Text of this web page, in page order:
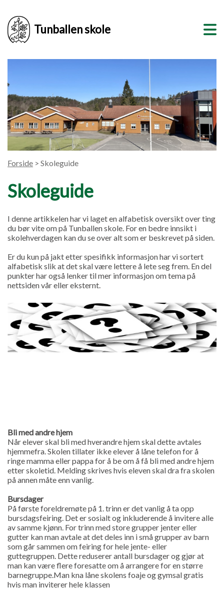
Tunballen skole
Forside > Skoleguide
Skoleguide
I denne artikkelen har vi laget en alfabetisk oversikt over ting
du bør vite om på Tunballen skole. For en bedre innsikt i
skolehverdagen kan du se over alt som er beskrevet på siden.
Er du kun på jakt etter spesifikk informasjon har vi sortert
alfabetisk slik at det skal være lettere å lete seg frem. En del
punkter har også lenker til mer informasjon om tema på
nettsiden vår eller eksternt.
Bli med andre hjem
Når elever skal bli med hverandre hjem skal dette avtales
hjemmefra. Skolen tillater ikke elever å låne telefon for å
ringe mamma eller pappa for å be om å få bli med andre hjem
etter skoletid. Melding skrives hvis eleven skal dra fra skolen
på annen måte enn vanlig.
Bursdager
På første foreldremøte på 1. trinn er det vanlig å ta opp
bursdagsfeiring. Det er sosialt og inkluderende å invitere alle
av samme kjønn. For trinn med store grupper jenter eller
gutter kan man avtale at det deles inn i små grupper av barn
som går sammen om feiring for hele jente- eller
guttegruppen. Dette reduserer antall bursdager og gjør at
man kan være flere foresatte om å arrangere for en større
barnegruppe.Man kna låne skolens foaje og gymsal gratis
hvis man inviterer hele klassen